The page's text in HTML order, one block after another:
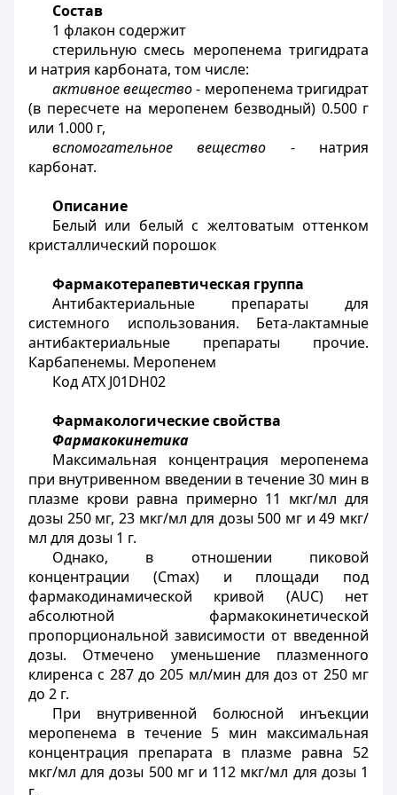
Состав
1 флакон содержит
стерильную смесь меропенема тригидрата
и натрия карбоната, том числе:
активное вещество- меропенема тригидрат
(в пересчете на меропенем безводный) 0.500 г
или 1.000 г,
вспомогательное вещество - натрия
карбонат.
Описание
Белый или белый с желтоватым оттенком
кристаллический порошок
Фармакотерапевтическая группа
Антибактериальные препараты для
системного использования. Бета-лактамные
антибактериальные препараты прочие.
Карбапенемы. Меропенем
Код АТХ J01DH02
Фармакологические свойства
Фармакокинетика
Максимальная концентрация меропенема
при внутривенном введении в течение 30 мин в
плазме крови равна примерно 11 мкг/мл для
дозы 250 мг, 23 мкг/мл для дозы 500 мг и 49 мкг/
мл для дозы 1 г.
Однако, в отношении пиковой
концентрации (Сmax) и площади под
фармакодинамической кривой (AUС) нет
абсолютной фармакокинетической
пропорциональной зависимости от введенной
дозы. Отмечено уменьшение плазменного
клиренса с 287 до 205 мл/мин для доз от 250 мг
до 2 г.
При внутривенной болюсной инъекции
меропенема в течение 5 мин максимальная
концентрация препарата в плазме равна 52
мкг/мл для дозы 500 мг и 112 мкг/мл для дозы 1